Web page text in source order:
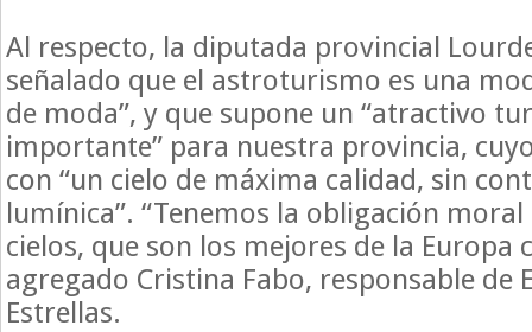
Al respecto, la diputada provincial
señalado que el astroturismo es una
de moda”, y que supone un “atractivo
importante” para nuestra provincia,
con “un cielo de máxima calidad, sin
lumínica”. “Tenemos la obligación
cielos, que son los mejores de la Europa
agregado Cristina Fabo, responsable de
Estrellas.